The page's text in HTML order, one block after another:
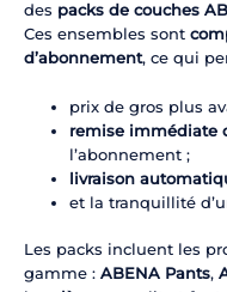
des packs de couches
Ces ensembles sont
d’abonnement, ce qui
prix de gros plus
remise immédiate
l’abonnement ;
livraison
et la tranquillité
Les packs incluent les
gamme : ABENA Pants,